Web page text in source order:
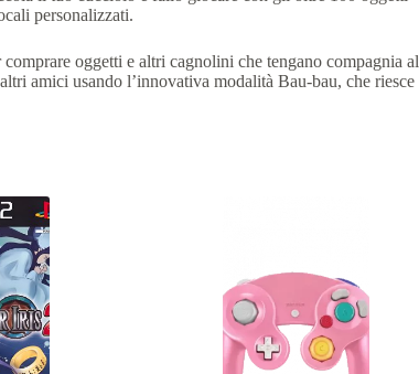
personalizzati.
oggetti e altri cagnolini che tengano compagnia al
amici usando l’innovativa modalità Bau-bau, che riesce